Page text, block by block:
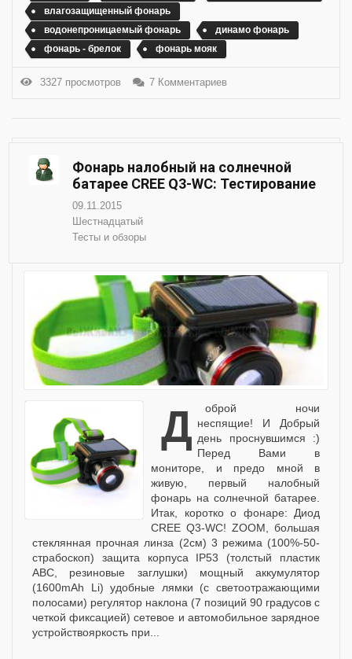
влагозащищенный фонарь
водонепроницаемый фонарь
динамо фонарь
фонарь - брелок
фонарь мояк
3327 просмотров 7 Комментариев
Фонарь налобный на солнечной
батарее CREE Q3-WC: Тестирование
09.11.2015
Шестнадцатый
Тесты и обзоры
Доброй ночи неспящие! И Добрый
день проснувшимся :)
Перед Вами в
мониторе, и предо мной в
живую, первый налобный
фонарь на солнечной батарее.
Итак, коротко о фонаре: Диод
CREE Q3-WC! ZOOM, большая
стеклянная прочная линза (2см) 3 режима (100%-50-
страбоскоп) защита корпуса IP53 (толстый пластик
ABC, резиновые заглушки) мощный аккумулятор
(1600mAh Li) удобные лямки (с светоотражающими
полосами) регулятор наклона (7 позиций 90 градусов с
четкой фиксацией) сетевое и автомобильное зарядное
устройствояркость при...